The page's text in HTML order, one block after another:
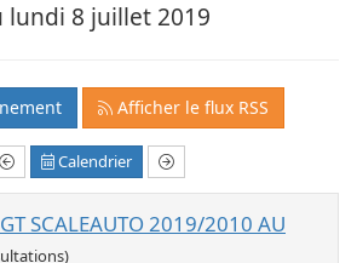
lundi 8 juillet 2019
Afficher le flux RSS
Calendrier
SCALEAUTO 2019/2010 AU